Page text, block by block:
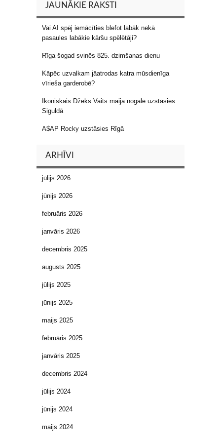
JAUNĀKIE RAKSTI
Vai AI spēj iemācīties blefot labāk nekā
pasaules labākie kāršu spēlētāji?
Rīga šogad svinēs 825. dzimšanas dienu
Kāpēc uzvalkam jāatrodas katra mūsdienīga
vīrieša garderobē?
Ikoniskais Džeks Vaits maija nogalē uzstāsies
Siguldā
A$AP Rocky uzstāsies Rīgā
ARHĪVI
jūlijs 2026
jūnijs 2026
februāris 2026
janvāris 2026
decembris 2025
augusts 2025
jūlijs 2025
jūnijs 2025
maijs 2025
februāris 2025
janvāris 2025
decembris 2024
jūlijs 2024
jūnijs 2024
maijs 2024